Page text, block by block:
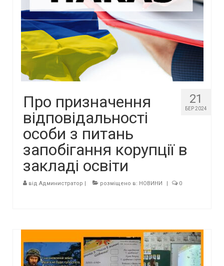
21
БЕР 2024
Про призначення
відповідальності
особи з питань
запобігання корупції в
закладі освіти
від Администратор | розміщено в: НОВИНИ | 0